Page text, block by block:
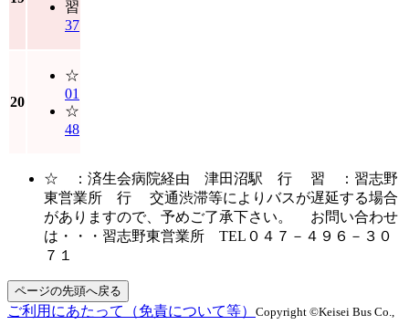
習
37
20
☆
01
☆
48
☆ ：済生会病院経由 津田沼駅 行 習 ：習志野
東営業所 行 交通渋滞等によりバスが遅延する場合
がありますので、予めご了承下さい。 お問い合わせ
は・・・習志野東営業所 TEL０４７－４９６－３０
７１
ページの先頭へ戻る
ご利用にあたって（免責について等） Copyright ©Keisei Bus Co.,